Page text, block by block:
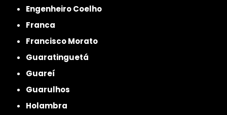
Engenheiro Coelho
Franca
Francisco Morato
Guaratinguetá
Guareí
Guarulhos
Holambra